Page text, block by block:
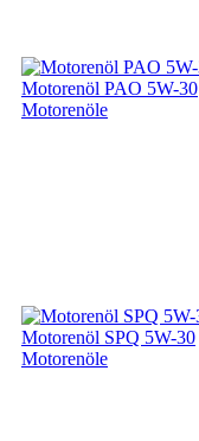
Motorenöl PAO 5W-30
Motorenöle
Motorenöl SPQ 5W-30
Motorenöle